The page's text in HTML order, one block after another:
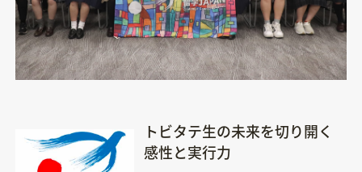
トビタテ生の未来を切り開く
感性と実行力